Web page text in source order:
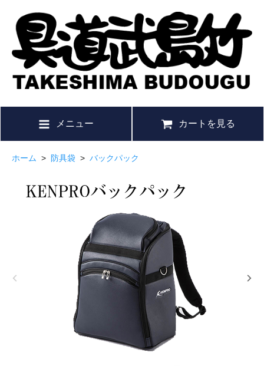
メニュー カートを見る
ホーム > 防具袋 > バックパック